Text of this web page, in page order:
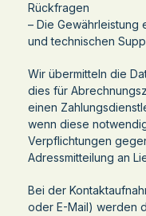
Rückfragen
– Die Gewährleistung
und technischen
Wir übermitteln die
dies für
einen
wenn diese
Verpflichtungen
Adressmitteilung an
Bei der
oder E-Mail) werden